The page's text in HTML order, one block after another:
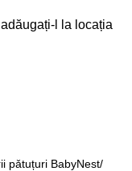
l la locația
pǎtuțuri BabyNest/